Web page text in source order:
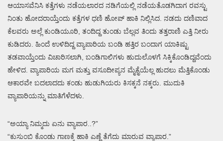
ಆಯಾಸವೆನಿಸಿ ಕತ್ತೆಗಳು ನಡೆಯಲಾರದ ನಡಿಗೆಯಲ್ಲಿ ನಡೆಯತೊಡಗಿದಾಗ ರವಸ್ಟು
ನಿಂತು ಹೋದರಾಯ್ತೆಂದು ಕತ್ತೆಗಳ ಧಣಿ ಹೋಪ್ ಹಾಕಿ ನಿಲ್ಲಿಸಿದ. ನಡದು ದಣಿವಾದ
ಕೆಲವರು ಅಲ್ಲೆ ಕುಂಡಿಯೂರಿ, ತಂದಿದ್ದ ತುಂಡು ಬೆಲ್ಲವ ತಿಂದು ತತ್ತರಾಣಿ ಎತ್ತಿ ನೀರು
ಕುಡಿದರು. ಹಿಂದೆ ಉಳಿದಿದ್ದ ವ್ಯಾಪಾರಿಯ ಬಂಡಿ ಹತ್ತಿರ ಬಂದಾಗ ಯಾಕಿಷ್ಟು
ತಡವಾಯ್ತೆಂದು ವಿಚಾರಿಸಲಾಗಿ, ಬಂಡಿಗಾಲಿಗಳು ಹುದುಲೊಳಗೆ ಸಿಕ್ಕಿಕೊಂಡಿದ್ದವೆಂದು
ಹೇಳಿದ. ವ್ಯಾಪಾರಿಯ ಮಗ ಮತ್ತು ವಸೂದೀಪ್ಯನ ಮೈಕೈಯೆಲ್ಲ ಹುದಲು ಮೆತ್ತಿಕೊಂಡು
ಆಕಾರವೇ ಬದಲಾದದು ಕಂಡು ಹುಡುಗಿಯರು ಕಿಸಕ್ಕನೆ ನಕ್ಕರು. ಮುದುಕಿ
ವ್ಯಾಪಾರಿಯನ್ನು ಮಾತಿಗೆಳೆದಳು.
“ಅಯ್ಯಾ ನಿಮ್ಮದು ಏನು ವ್ಯಾಪಾರ..?”
“ಕುಸುಂಬಿ ಕೊಂಡು ಗಾಣಕ್ಕೆ ಹಾಕಿ ಎಣ್ಣೆ ತೆಗೆದು ಮಾರುವ ವ್ಯಾಪಾರ.”